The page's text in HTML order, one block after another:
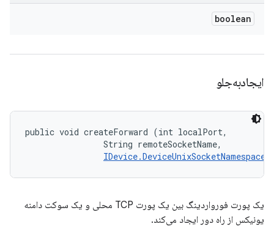
boolean
ایجادبه‌جلو
public void createForward (int localPort,
                String remoteSocketName,
IDevice.DeviceUnixSocketNamespace
یک پورت فورواردینگ بین یک پورت TCP محلی و یک سوکت دامنه
یونیکس از راه دور ایجاد می‌کند.